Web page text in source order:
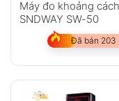
Máy đo khoảng cách
SNDWAY SW-50
Đã bán 203